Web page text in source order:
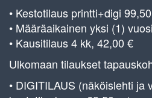
• Kestotilaus printti+digi
• Määräaikainen yksi (1)
• Kausitilaus 4 kk, 42,00 €
Ulkomaan tilaukset
• DIGITILAUS (näköislehti ja